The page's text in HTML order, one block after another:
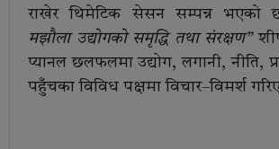
राखेर थिमेटिक सेसन सम्पन्न भएको
मझौला उद्योगको समृद्धि तथा संरक्षण”
प्यानल छलफलमा उद्योग, लगानी, नीति,
पहुँचका विविध पक्षमा विचार–विमर्श